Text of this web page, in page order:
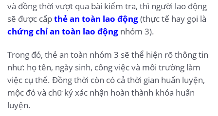
và đồng thời vượt qua bài kiểm tra, thì người lao động
sẽ được cấpthẻ an toàn lao động(thực tế hay gọi là
chứng chỉ an toàn lao động nhóm 3).
Trong đó, thẻ an toàn nhóm 3 sẽ thể hiện rõ thông tin
như: họ tên, ngày sinh, công việc và môi trường làm
việc cụ thể. Đồng thời còn có cả thời gian huấn luyện,
mộc đỏ và chữ ký xác nhận hoàn thành khóa huấn
luyện.